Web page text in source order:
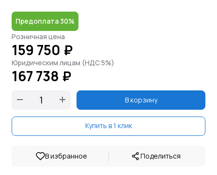
Предоплата 30%
Розничная цена
159 750 ₽
Юридическим лицам (НДС 5%)
167 738 ₽
В корзину
Купить в 1 клик
В избранное | Поделиться